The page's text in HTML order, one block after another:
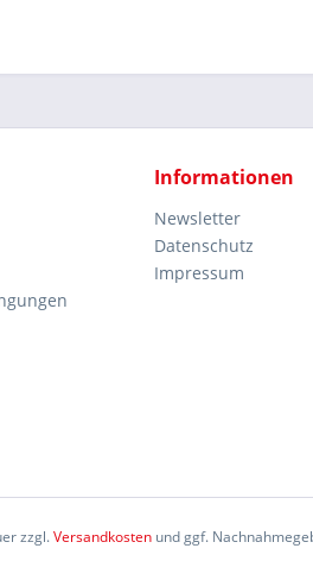
Informationen
Newsletter
Datenschutz
Impressum
zzgl.Versandkostenund ggf.